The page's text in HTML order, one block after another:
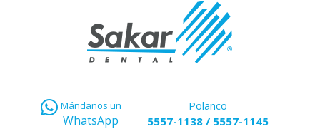
Mándanos un
WhatsApp
Polanco
5557-1138/ 5557-1145